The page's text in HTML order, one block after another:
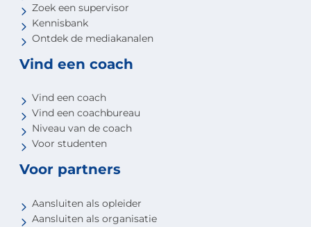
Zoek een supervisor
Kennisbank
Ontdek de mediakanalen
Vind een coach
Vind een coach
Vind een coachbureau
Niveau van de coach
Voor studenten
Voor partners
Aansluiten als opleider
Aansluiten als organisatie